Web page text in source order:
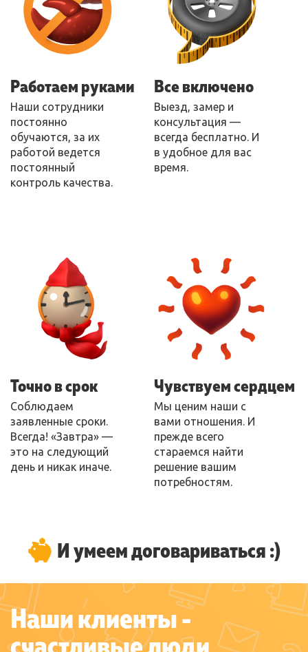
Работаем руками
Наши сотрудники
постоянно
обучаются, за их
работой ведется
постоянный
контроль качества.
Все включено
Выезд, замер и
консультация —
всегда бесплатно. И
в удобное для вас
время.
Точно в срок
Соблюдаем
заявленные сроки.
Всегда! «Завтра» —
это на следующий
день и никак иначе.
Чувствуем сердцем
Мы ценим наши с
вами отношения. И
прежде всего
стараемся найти
решение вашим
потребностям.
И умеем договариваться :)
Наши клиенты -
счастливые люди